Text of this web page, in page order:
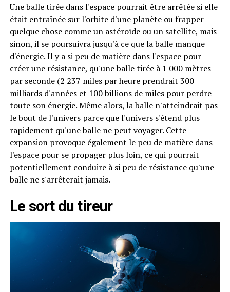
Une balle tirée dans l'espace pourrait être arrêtée si elle
était entraînée sur l'orbite d'une planète ou frapper
quelque chose comme un astéroïde ou un satellite, mais
sinon, il se poursuivra jusqu'à ce que la balle manque
d'énergie. Il y a si peu de matière dans l'espace pour
créer une résistance, qu'une balle tirée à 1 000 mètres
par seconde (2 237 miles par heure prendrait 300
milliards d'années et 100 billions de miles pour perdre
toute son énergie. Même alors, la balle n'atteindrait pas
le bout de l'univers parce que l'univers s'étend plus
rapidement qu'une balle ne peut voyager. Cette
expansion provoque également le peu de matière dans
l'espace pour se propager plus loin, ce qui pourrait
potentiellement conduire à si peu de résistance qu'une
balle ne s'arrêterait jamais.
Le sort du tireur